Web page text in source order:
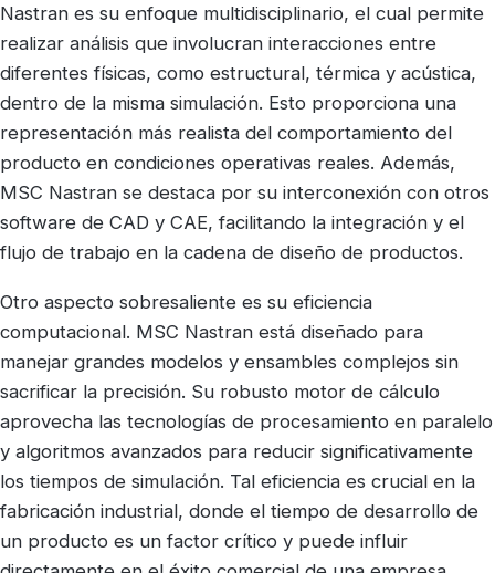
Nastran es su enfoque multidisciplinario, el cual permite
realizar análisis que involucran interacciones entre
diferentes físicas, como estructural, térmica y acústica,
dentro de la misma simulación. Esto proporciona una
representación más realista del comportamiento del
producto en condiciones operativas reales. Además,
MSC Nastran se destaca por su interconexión con otros
software de CAD y CAE, facilitando la integración y el
flujo de trabajo en la cadena de diseño de productos.
Otro aspecto sobresaliente es su eficiencia
computacional. MSC Nastran está diseñado para
manejar grandes modelos y ensambles complejos sin
sacrificar la precisión. Su robusto motor de cálculo
aprovecha las tecnologías de procesamiento en paralelo
y algoritmos avanzados para reducir significativamente
los tiempos de simulación. Tal eficiencia es crucial en la
fabricación industrial, donde el tiempo de desarrollo de
un producto es un factor crítico y puede influir